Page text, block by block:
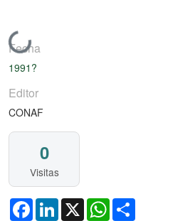
Cargando...
Fecha
1991?
Editor
CONAF
0
Visitas
FacebookLinkedIn
X WhatsApp